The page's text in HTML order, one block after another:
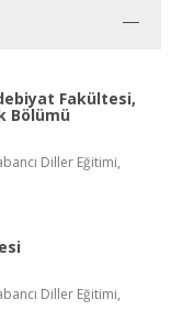
Fakültesi,
Bölümü
Diller Eğitimi,
Diller Eğitimi,